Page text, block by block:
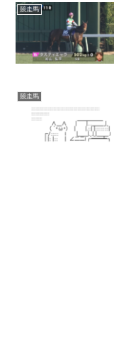
競走馬
競走馬